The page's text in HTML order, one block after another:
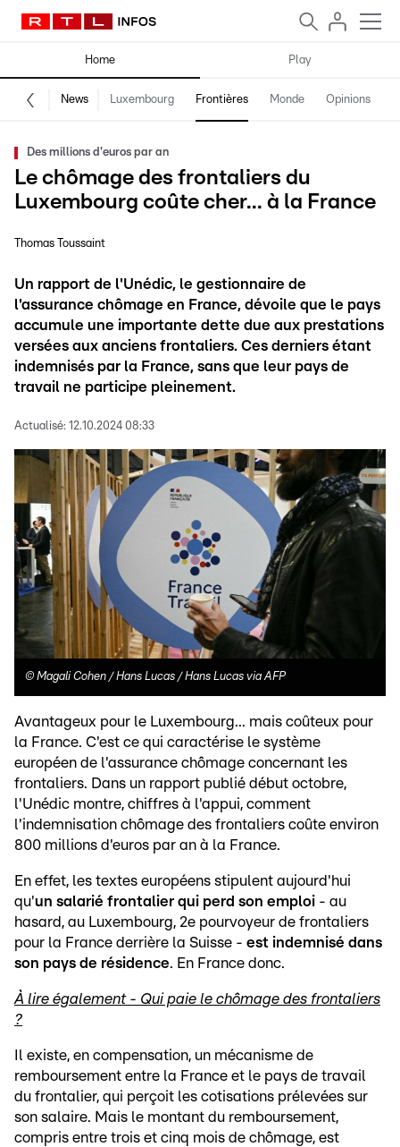
Home Play
News Luxembourg Frontières Monde Opinions
Des millions d'euros par an
Le chômage des frontaliers du
Luxembourg coûte cher... à la France
Thomas Toussaint
Un rapport de l'Unédic, le gestionnaire de
l'assurance chômage en France, dévoile que le pays
accumule une importante dette due aux prestations
versées aux anciens frontaliers. Ces derniers étant
indemnisés par la France, sans que leur pays de
travail ne participe pleinement.
Actualisé: 12.10.2024 08:33
© Magali Cohen / Hans Lucas / Hans Lucas via AFP
Avantageux pour le Luxembourg... mais coûteux pour
la France. C'est ce qui caractérise le système
européen de l'assurance chômage concernant les
frontaliers. Dans un rapport publié début octobre,
l'Unédic montre, chiffres à l'appui, comment
l'indemnisation chômage des frontaliers coûte environ
800 millions d'euros par an à la France.
En effet, les textes européens stipulent aujourd'hui
qu'un salarié frontalier qui perd son emploi - au
hasard, au Luxembourg, 2e pourvoyeur de frontaliers
pour la France derrière la Suisse - est indemnisé dans
son pays de résidence. En France donc.
À lire également - Qui paie le chômage des frontaliers
?
Il existe, en compensation, un mécanisme de
remboursement entre la France et le pays de travail
du frontalier, qui perçoit les cotisations prélevées sur
son salaire. Mais le montant du remboursement,
compris entre trois et cinq mois de chômage, est